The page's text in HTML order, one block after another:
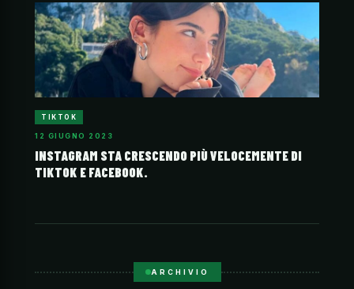
TIKTOK
12 GIUGNO 2023
INSTAGRAM STA CRESCENDO PIÙ VELOCEMENTE DI
TIKTOK E FACEBOOK.
ARCHIVIO